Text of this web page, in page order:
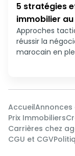
5 stratégies
immobilier
Approches
réussir la
marocain en
AccueilAnnonces
Prix Immobiliers
Carrières chez
CGU et CGV